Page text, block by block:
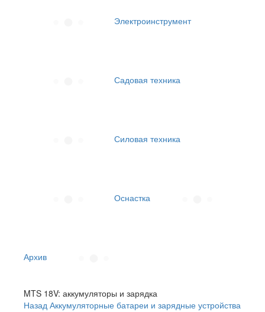
Электроинструмент
Садовая техника
Силовая техника
Оснастка
Архив
MTS 18V: аккумуляторы и зарядка
Назад Аккумуляторные батареи и зарядные устройства